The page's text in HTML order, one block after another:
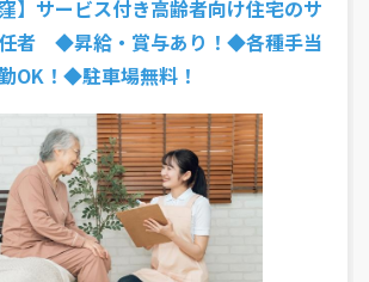
】サービス付き高齢者向け住宅のサ
者 ◆昇給・賞与あり！◆各種手当
OK！◆駐車場無料！